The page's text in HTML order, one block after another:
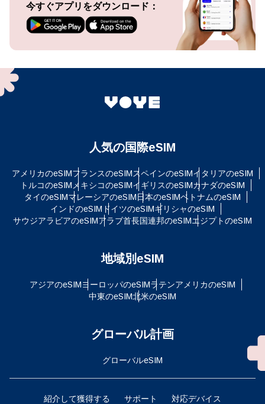
今すぐアプリをダウンロード：
人気の国際eSIM
アメリカのeSIMフランスのeSIMスペインのeSIMイタリアのeSIM
トルコのeSIM メキシコのeSIMイギリスのeSIMカナダのeSIM
タイのeSIMマレーシアのeSIM日本のeSIMベトナムのeSIM
インドのeSIM ドイツのeSIMギリシャのeSIM
サウジアラビアのeSIMアラブ首長国連邦のeSIMエジプトのeSIM
地域別eSIM
アジアのeSIMヨーロッパのeSIMラテンアメリカのeSIM
中東のeSIM北米のeSIM
グローバル計画
グローバルeSIM
紹介して獲得する サポート 対応デバイス